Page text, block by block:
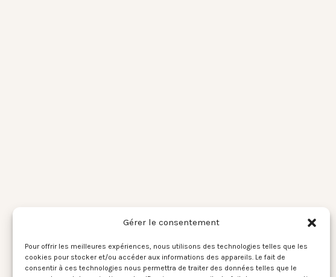
Gérer le consentement
Pour offrir les meilleures expériences, nous utilisons des technologies telles que les
cookies pour stocker et/ou accéder aux informations des appareils. Le fait de
consentir à ces technologies nous permettra de traiter des données telles que le